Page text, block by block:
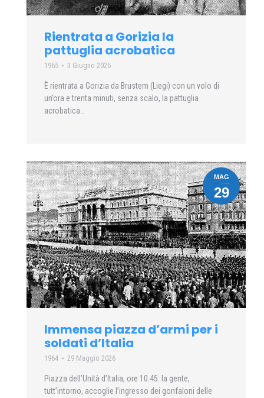
Rientrata a Gorizia la
pattuglia acrobatica
1965 3 Giugno 2026
È rientrata a Gorizia da Brustem (Liegi) con un volo di
un’ora e trenta minuti, senza scalo, la pattuglia
acrobatica…
MAG
29
Immensa piazza d’armi per i
soldati d’Italia
1964 29 Maggio 2026
Piazza dell’Unità d’Italia, ore 10.45: la gente,
tutt’intorno, accoglie l’ingresso dei gonfaloni delle